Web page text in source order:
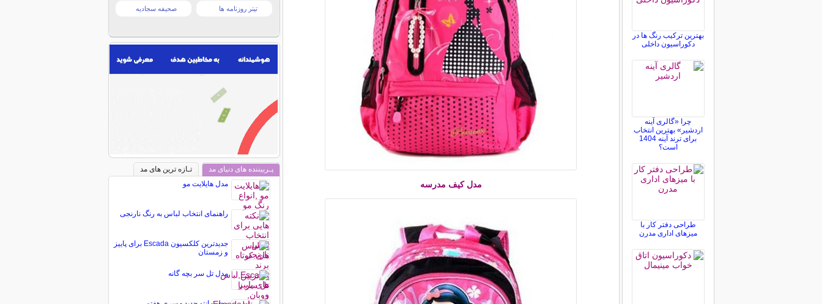
مدل کیف مدرسه
بهترین ترکیب رنگ ها در
دکوراسیون داخلی
چرا «گالری آینه
اردشیر» بهترین انتخاب
برای ترند آینه 1404
است؟
طراحی دفتر کار با
میزهای اداری مدرن
تیتر روزنامه ها صحیفه سجادیه
پـربیننده های دنیای مد
تـازه ترین های مد
مدل هایلایت مو
راهنمای انتخاب لباس به رنگ نارنجی
جدیدترین کلکسیون Escada برای پاییز
و زمستان
مدل تل سر بچه گانه